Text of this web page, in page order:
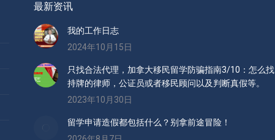
最新资讯
我的工作日志
2024年10月15日
只找合法代理，加拿大移民留学防骗指南3/10：怎么找
持牌的律师，公证员或者移民顾问以及判断真假等。
2023年10月30日
留学申请造假都包括什么？别拿前途冒险！